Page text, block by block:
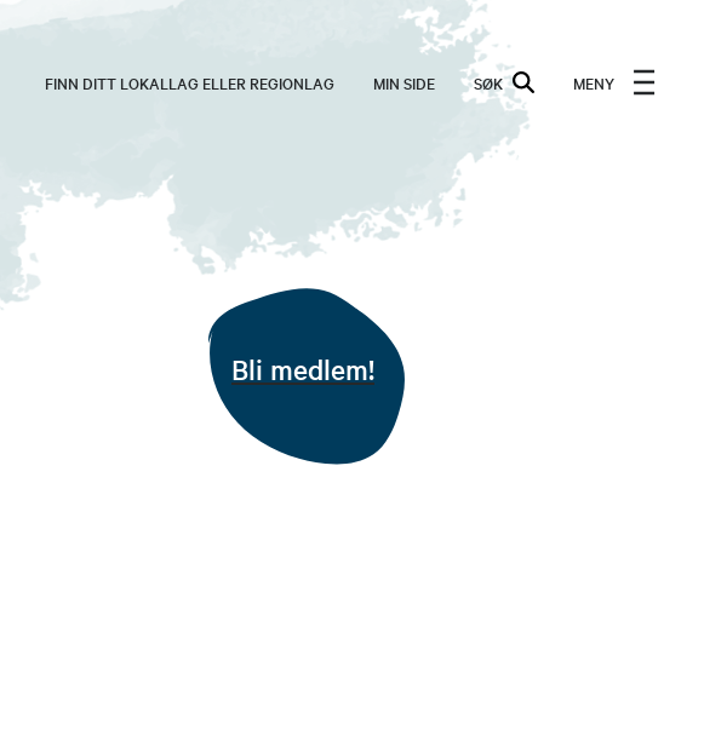
FINN DITT LOKALLAG ELLER REGIONLAG MIN SIDE SØK MENY
Bli medlem!